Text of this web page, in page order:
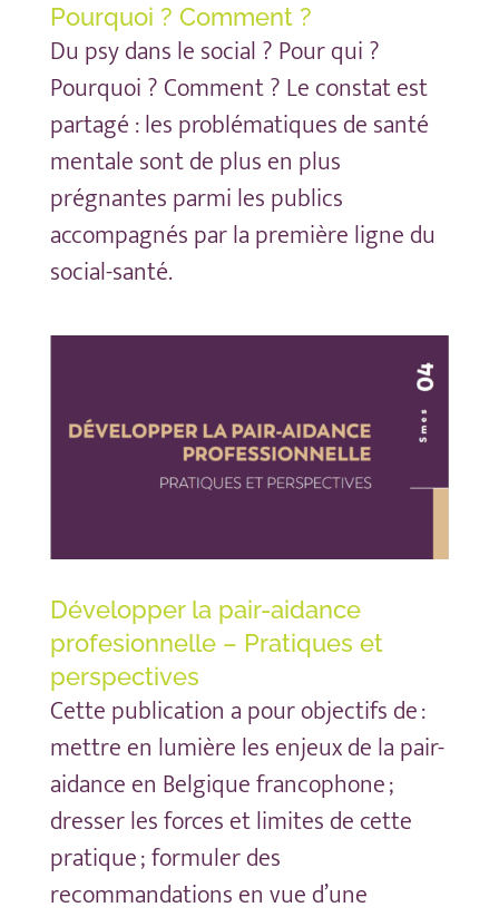
Pourquoi ? Comment ?
Du psy dans le social ? Pour qui ?
Pourquoi ? Comment ? Le constat est
partagé : les problématiques de santé
mentale sont de plus en plus
prégnantes parmi les publics
accompagnés par la première ligne du
social-santé.
Développer la pair-aidance
profesionnelle – Pratiques et
perspectives
Cette publication a pour objectifs de :
mettre en lumière les enjeux de la pair-
aidance en Belgique francophone ;
dresser les forces et limites de cette
pratique ; formuler des
recommandations en vue d’une